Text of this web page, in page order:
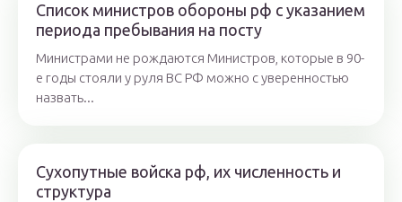
Список министров обороны рф с указанием
периода пребывания на посту
Министрами не рождаются Министров, которые в 90-
е годы стояли у руля ВС РФ можно с уверенностью
назвать...
Сухопутные войска рф, их численность и
структура